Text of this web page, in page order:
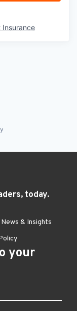
Insurance
today.
News & Insights
your